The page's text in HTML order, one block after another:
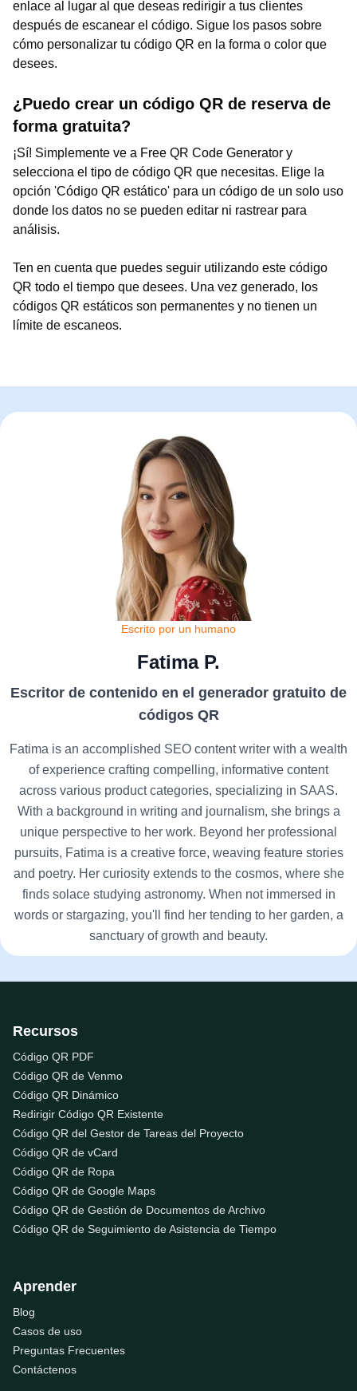
enlace al lugar al que deseas redirigir a tus clientes
después de escanear el código. Sigue los pasos sobre
cómo personalizar tu código QR en la forma o color que
desees.
¿Puedo crear un código QR de reserva de
forma gratuita?
¡Sí! Simplemente ve a Free QR Code Generator y
selecciona el tipo de código QR que necesitas. Elige la
opción 'Código QR estático' para un código de un solo uso
donde los datos no se pueden editar ni rastrear para
análisis.
Ten en cuenta que puedes seguir utilizando este código
QR todo el tiempo que desees. Una vez generado, los
códigos QR estáticos son permanentes y no tienen un
límite de escaneos.
Escrito por un humano
Fatima P.
Escritor de contenido en el generador gratuito de
códigos QR
Fatima is an accomplished SEO content writer with a wealth
of experience crafting compelling, informative content
across various product categories, specializing in SAAS.
With a background in writing and journalism, she brings a
unique perspective to her work. Beyond her professional
pursuits, Fatima is a creative force, weaving feature stories
and poetry. Her curiosity extends to the cosmos, where she
finds solace studying astronomy. When not immersed in
words or stargazing, you'll find her tending to her garden, a
sanctuary of growth and beauty.
Recursos
Código QR PDF
Código QR de Venmo
Código QR Dinámico
Redirigir Código QR Existente
Código QR del Gestor de Tareas del Proyecto
Código QR de vCard
Código QR de Ropa
Código QR de Google Maps
Código QR de Gestión de Documentos de Archivo
Código QR de Seguimiento de Asistencia de Tiempo
Aprender
Blog
Casos de uso
Preguntas Frecuentes
Contáctenos